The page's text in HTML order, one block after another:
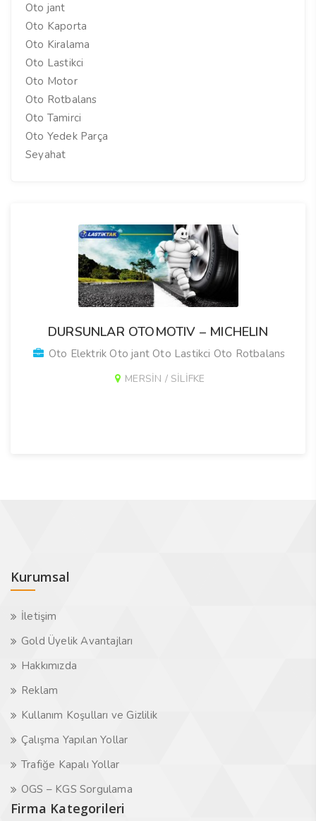
Oto jant
Oto Kaporta
Oto Kiralama
Oto Lastikci
Oto Motor
Oto Rotbalans
Oto Tamirci
Oto Yedek Parça
Seyahat
DURSUNLAR OTOMOTIV – MICHELIN
Oto Elektrik Oto jant Oto Lastikci Oto Rotbalans
MERSİN / SİLİFKE
Kurumsal
İletişim
Gold Üyelik Avantajları
Hakkımızda
Reklam
Kullanım Koşulları ve Gizlilik
Çalışma Yapılan Yollar
Trafiğe Kapalı Yollar
OGS – KGS Sorgulama
Firma Kategorileri